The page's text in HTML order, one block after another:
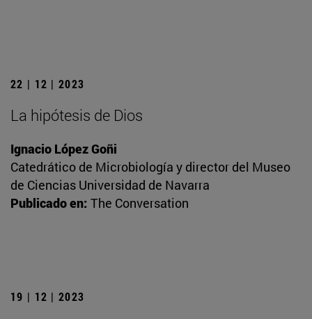
22 | 12 | 2023
La hipótesis de Dios
Ignacio López Goñi
Catedrático de Microbiología y director del Museo
de Ciencias Universidad de Navarra
Publicado en: The Conversation
19 | 12 | 2023